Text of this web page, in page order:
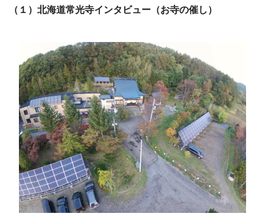
（１）北海道常光寺インタビュー（お寺の催し）